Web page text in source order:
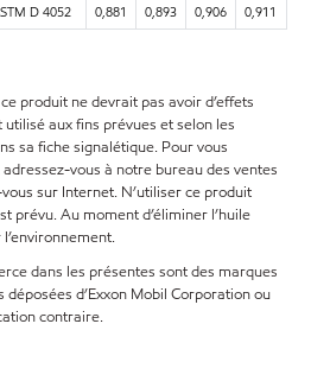
D 4052
0,881 0,893 0,906 0,911
produit ne devrait pas avoir d’effets
aux fins prévues et selon les
sa fiche signalétique. Pour vous
vous à notre bureau des ventes
sur Internet. N’utiliser ce produit
prévu. Au moment d’éliminer l’huile
dans les présentes sont des marques
d’Exxon Mobil Corporation ou
contraire.